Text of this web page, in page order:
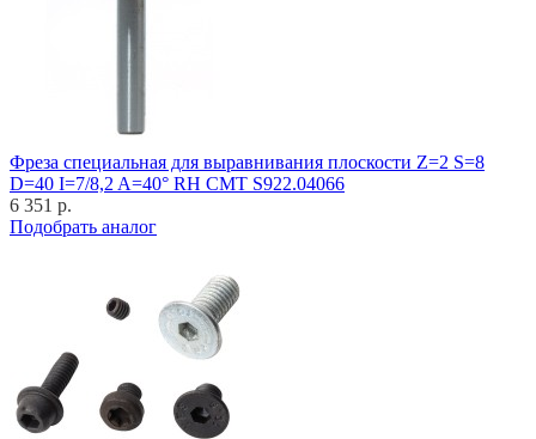
Фреза специальная для выравнивания плоскости Z=2 S=8
D=40 I=7/8,2 A=40° RH CMT S922.04066
6 351 р.
Подобрать аналог